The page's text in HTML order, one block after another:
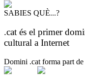
SABIES QUÈ...?
.cat és el primer
cultural a Internet
Domini .cat forma part de